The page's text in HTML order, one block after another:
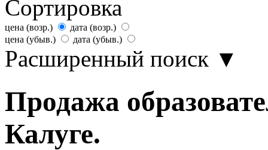
Сортировка
цена (возр.)
дата (возр.)
цена (убыв.)
дата (убыв.)
Расширенный поиск ▼
Продажа
Калуге.